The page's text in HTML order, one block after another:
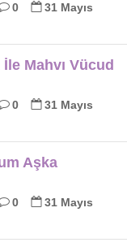
0
31 Mayıs
Mahvı Vücud
0
31 Mayıs
Aşka
0
31 Mayıs